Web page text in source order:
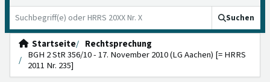
Suchen
Startseite
Rechtsprechung
BGH 2 StR 356/10 - 17. November 2010 (LG Aachen) [= HRRS
2011 Nr. 235]